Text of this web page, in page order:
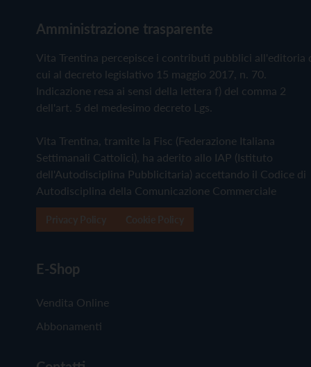
Amministrazione trasparente
Vita Trentina percepisce i contributi pubblici all'editoria
cui al decreto legislativo 15 maggio 2017, n. 70.
Indicazione resa ai sensi della lettera f) del comma 2
dell'art. 5 del medesimo decreto Lgs.
Vita Trentina, tramite la Fisc (Federazione Italiana
Settimanali Cattolici), ha aderito allo IAP (Istituto
dell'Autodisciplina Pubblicitaria) accettando il Codice di
Autodisciplina della Comunicazione Commerciale
E-Shop
Vendita Online
Abbonamenti